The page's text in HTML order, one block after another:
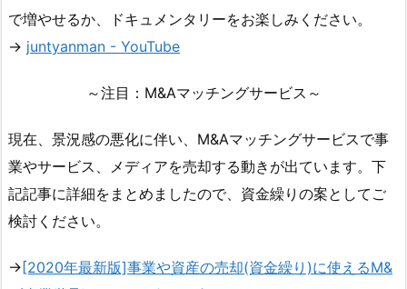
で増やせるか、ドキュメンタリーをお楽しみください。
→ juntyanman - YouTube
～注目：M&Aマッチングサービス～
現在、景況感の悪化に伴い、M&Aマッチングサービスで事
業やサービス、メディアを売却する動きが出ています。下
記記事に詳細をまとめましたので、資金繰りの案としてご
検討ください。
→[2020年最新版]事業や資産の売却(資金繰り)に使えるM&